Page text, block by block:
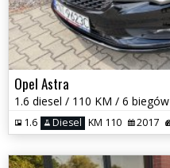
Opel Astra
1.6 Diesel KM 110 2017